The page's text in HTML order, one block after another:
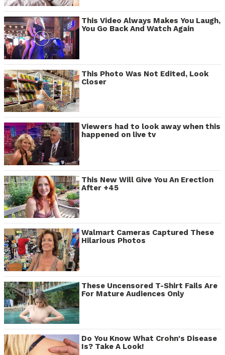
This Video Always Makes You Laugh,
You Go Back And Watch Again
This Photo Was Not Edited, Look
Closer
Viewers had to look away when this
happened on live tv
This New Will Give You An Erection
After +45
Walmart Cameras Captured These
Hilarious Photos
These Uncensored T-Shirt Fails Are
For Mature Audiences Only
Do You Know What Crohn's Disease
Is? Take A Look!